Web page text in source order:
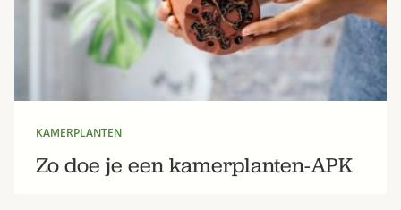
KAMERPLANTEN
Zo doe je een kamerplanten-APK